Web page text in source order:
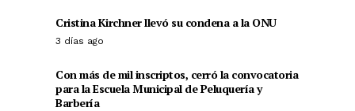
Cristina Kirchner llevó su condena a la ONU
3 días ago
Con más de mil inscriptos, cerró la convocatoria
para la Escuela Municipal de Peluquería y
Barbería